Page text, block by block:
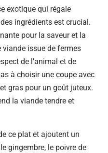
exotique qui régale
ingrédients est crucial.
pour la saveur et la
issue de fermes
de l’animal et de
à choisir une coupe avec
gras pour un goût juteux.
la viande tendre et
ce plat et ajoutent un
gingembre, le poivre de